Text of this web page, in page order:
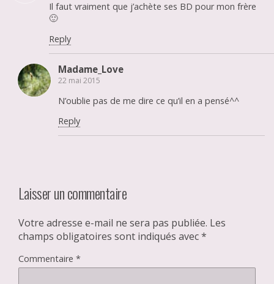
Il faut vraiment que j’achète ses BD pour mon frère
🙂
Reply
Madame_Love
22 mai 2015
N’oublie pas de me dire ce qu’il en a pensé^^
Reply
Laisser un commentaire
Votre adresse e-mail ne sera pas publiée. Les
champs obligatoires sont indiqués avec*
Commentaire *